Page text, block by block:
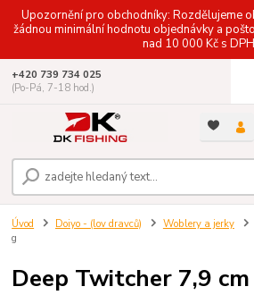
Upozornění pro obchodníky: Rozdělujeme
žádnou minimální hodnotu objednávky a
nad 10 000 Kč s
+420 739 734 025
(Po-Pá, 7-18 hod.)
Úvod Doiyo - (lov dravců) Woblery a jerky
g
Deep Twitcher 7,9